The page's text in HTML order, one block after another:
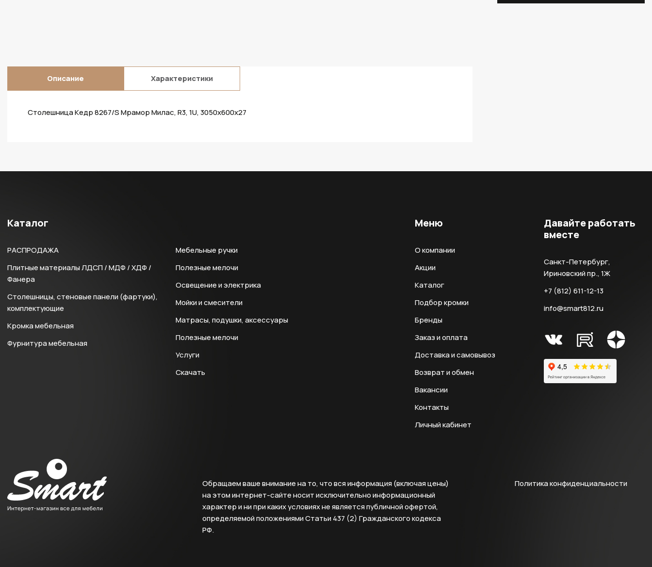
Описание Характеристики
Столешница Кедр 8267/S Мрамор Милас, R3, 1U, 3050х600х27
Каталог
РАСПРОДАЖА
Плитные материалы ЛДСП / МДФ / ХДФ /
Фанера
Столешницы, стеновые панели (фартуки),
комплектующие
Кромка мебельная
Фурнитура мебельная
Мебельные ручки
Полезные мелочи
Освещение и электрика
Мойки и смесители
Матрасы, подушки, аксессуары
Полезные мелочи
Услуги
Скачать
Меню
О компании
Акции
Каталог
Подбор кромки
Бренды
Заказ и оплата
Доставка и самовывоз
Возврат и обмен
Вакансии
Контакты
Личный кабинет
Давайте работать
вместе
Санкт-Петербург,
Ириновский пр., 1Ж
+7 (812) 611-12-13
info@smart812.ru
Политика конфиденциальности
Обращаем ваше внимание на то, что вся информация (включая цены)
на этом интернет-сайте носит исключительно информационный
характер и ни при каких условиях не является публичной офертой,
определяемой положениями Статьи 437 (2) Гражданского кодекса
РФ.